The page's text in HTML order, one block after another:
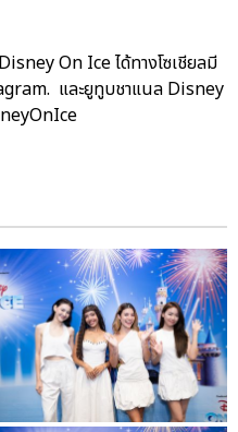
On Ice ได้ทางโซเชียลมี
และยูทูบชาแนล Disney